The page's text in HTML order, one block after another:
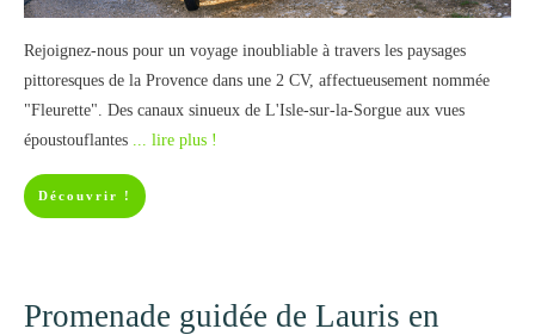
Rejoignez-nous pour un voyage inoubliable à travers les paysages
pittoresques de la Provence dans une 2 CV, affectueusement nommée
"Fleurette". Des canaux sinueux de L'Isle-sur-la-Sorgue aux vues
époustouflantes ... lire plus !
Découvrir !
Promenade guidée de Lauris en